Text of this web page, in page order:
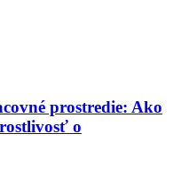
prostredie: Ako
o